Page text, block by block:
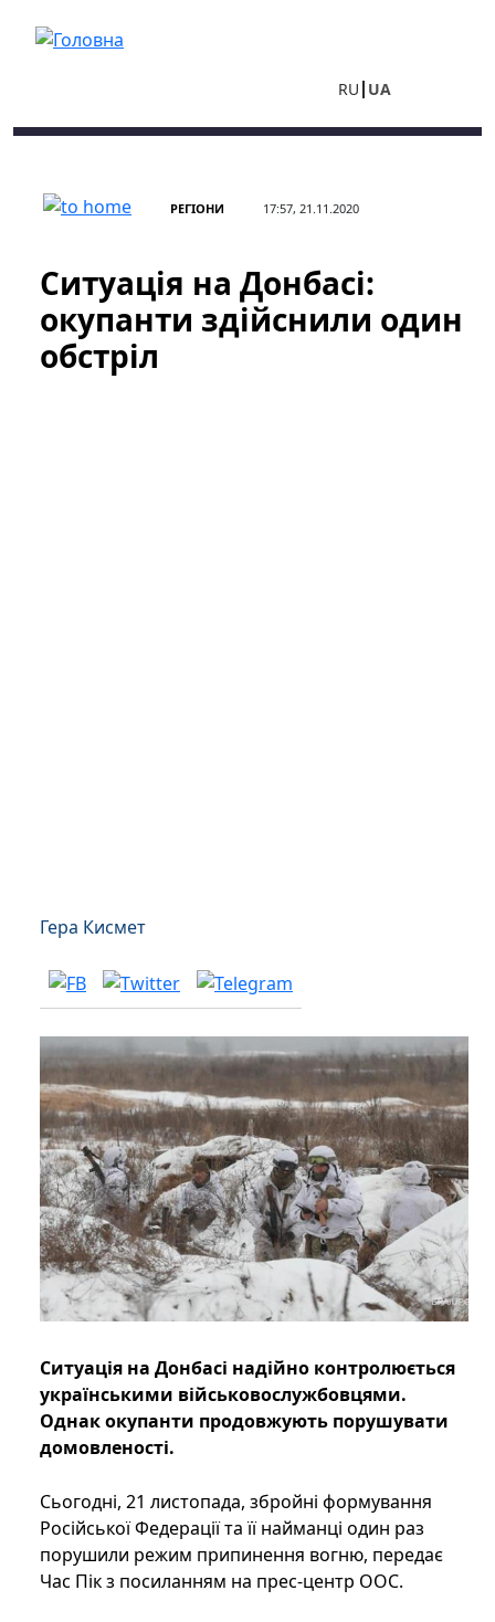
RU UA
РЕГІОНИ 17:57, 21.11.2020
Ситуація на Донбасі:
окупанти здійснили один
обстріл
Гера Кисмет
Ситуація на Донбасі надійно контролюється
українськими військовослужбовцями.
Однак окупанти продовжують порушувати
домовленості.
Сьогодні, 21 листопада, збройні формування
Російської Федерації та її найманці один раз
порушили режим припинення вогню, передає
Час Пік з посиланням на прес-центр ООС.